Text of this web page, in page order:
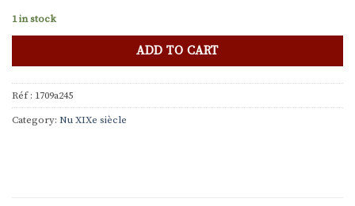
1 in stock
ADD TO CART
Réf : 1709a245
Category: Nu XIXe siècle